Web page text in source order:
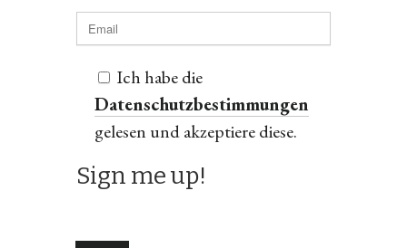
Ich habe die
Datenschutzbestimmungen
gelesen und akzeptiere diese.